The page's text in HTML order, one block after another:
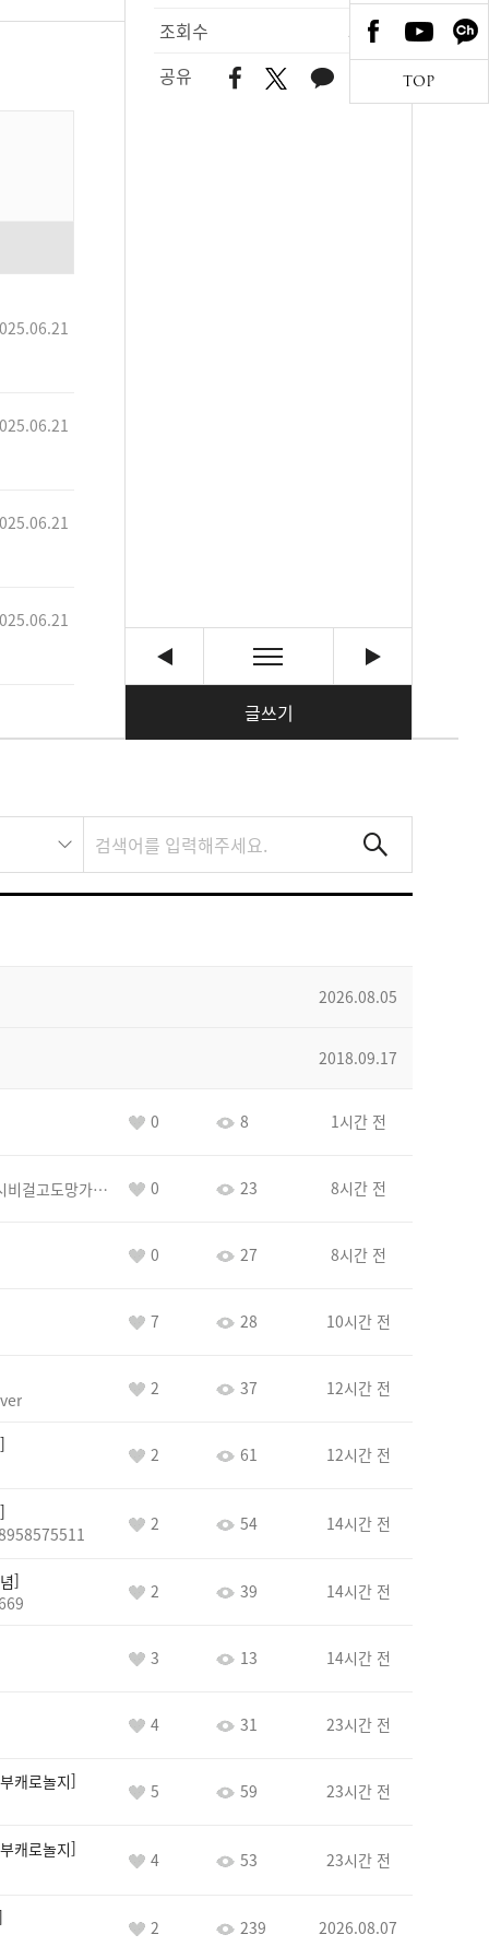
조회수
352
공유
글쓰기
2026.08.05
2018.09.17
0 8 1시간 전
바람아추하게시비걸고도망가냐당당하게글써 0 23 8시간 전
0 27 8시간 전
7 28 10시간 전
2 37 12시간 전
2 61 12시간 전
2 54 14시간 전
2 39 14시간 전
3 13 14시간 전
4 31 23시간 전
캐로놀지 5 59 23시간 전
캐로놀지 4 53 23시간 전
2 239 2026.08.07
TOP